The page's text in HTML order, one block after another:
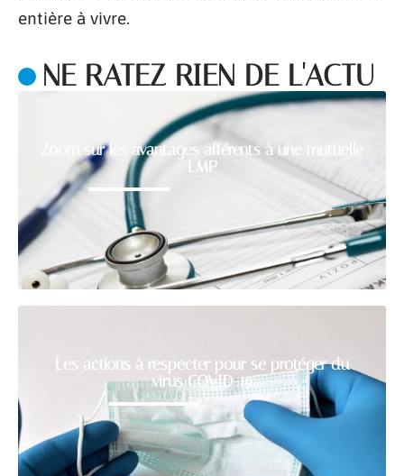
entière à vivre.
NE RATEZ RIEN DE L'ACTU
Zoom sur les avantages afférents à une mutuelle
LMP
Les actions à respecter pour se protéger du
virus COVID-19